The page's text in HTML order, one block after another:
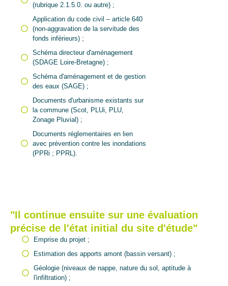
(rubrique 2.1.5.0. ou autre) ;
Application du code civil – article 640
(non-aggravation de la servitude des
fonds inférieurs) ;
Schéma directeur d'aménagement
(SDAGE Loire-Bretagne) ;
Schéma d'aménagement et de gestion
des eaux (SAGE) ;
Documents d'urbanisme existants sur
la commune (Scot, PLUi, PLU,
Zonage Pluvial) ;
Documents réglementaires en lien
avec prévention contre les inondations
(PPRi ; PPRL).
"Il continue ensuite sur une évaluation
précise de l'état initial du site d'étude"
Emprise du projet ;
Estimation des apports amont (bassin versant) ;
Géologie (niveaux de nappe, nature du sol, aptitude à
l'infiltration) ;